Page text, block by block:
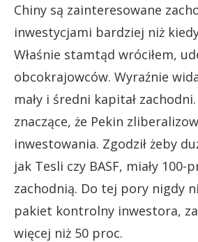
Chiny są zainteresowane
inwestycjami bardziej niż
Właśnie stamtąd wróciłem,
obcokrajowców. Wyraźnie
mały i średni kapitał
znaczące, że Pekin
inwestowania. Zgodził żeby
jak Tesli czy BASF, miały 100-
zachodnią. Do tej pory nigdy
pakiet kontrolny inwestora,
więcej niż 50 proc.